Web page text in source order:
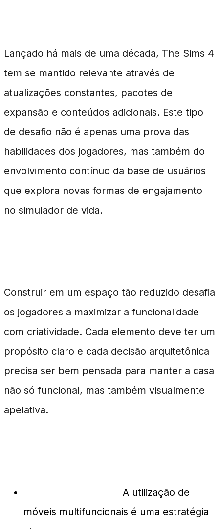
Lançado há mais de uma década, The Sims 4
tem se mantido relevante através de
atualizações constantes, pacotes de
expansão e conteúdos adicionais. Este tipo
de desafio não é apenas uma prova das
habilidades dos jogadores, mas também do
envolvimento contínuo da base de usuários
que explora novas formas de engajamento
no simulador de vida.
Construir em um espaço tão reduzido desafia
os jogadores a maximizar a funcionalidade
com criatividade. Cada elemento deve ter um
propósito claro e cada decisão arquitetônica
precisa ser bem pensada para manter a casa
não só funcional, mas também visualmente
apelativa.
A utilização de
móveis multifuncionais é uma estratégia